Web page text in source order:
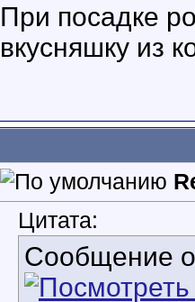
При посадке
вкусняшку из
Цитата:
Сообщение